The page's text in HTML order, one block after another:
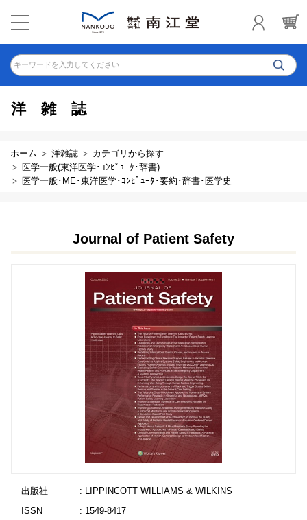
キーワードを入力してください
洋雑誌
ホーム 洋雑誌
カテゴリから探す
医学一般(東洋医学･ｺﾝﾋﾟｭｰﾀ･辞書)
医学一般･ME･東洋医学･ｺﾝﾋﾟｭｰﾀ･要約･辞書･医学史
Journal of Patient Safety
出版社
: LIPPINCOTT WILLIAMS & WILKINS
ISSN
: 1549-8417